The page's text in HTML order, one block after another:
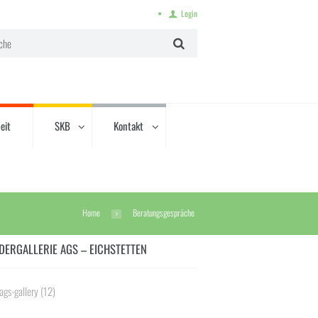
Login
SKB Kontakt
Home Beratungsgespräche
AGS – EICHSTETTEN
ags-gallery (12)